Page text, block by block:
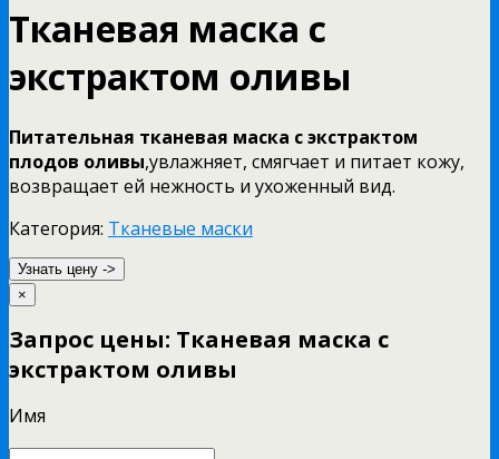
Тканевая маска с
экстрактом оливы
Питательная тканевая маска с экстрактом
плодов оливы,увлажняет, смягчает и питает кожу,
возвращает ей нежность и ухоженный вид.
Категория: Тканевые маски
Узнать цену ->
×
Запрос цены: Тканевая маска с
экстрактом оливы
Имя